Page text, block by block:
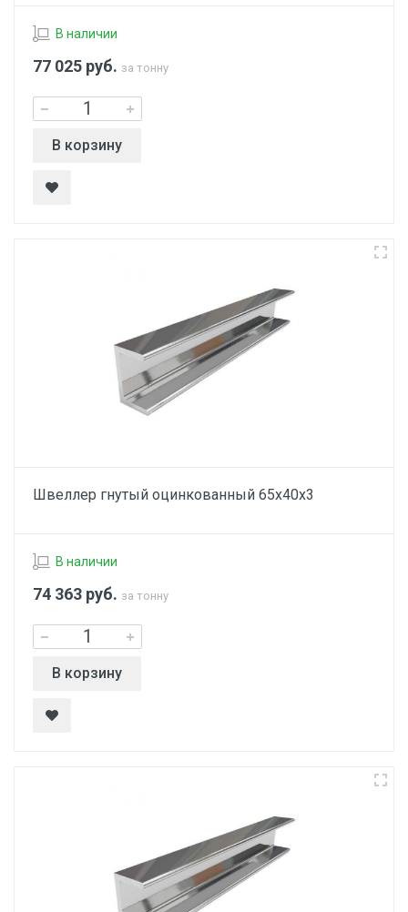
В наличии
77 025 руб. за тонну
В корзину
Швеллер гнутый оцинкованный 65х40х3
В наличии
74 363 руб. за тонну
В корзину